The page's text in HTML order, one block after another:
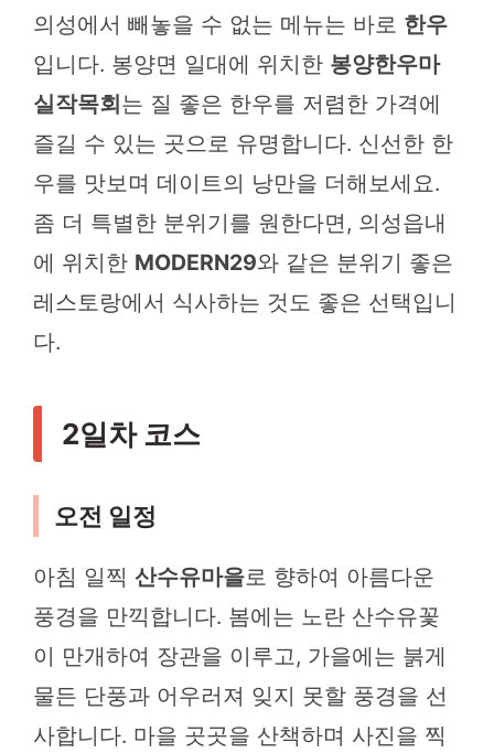
의성에서 빼놓을 수 없는 메뉴는 바로 한우
입니다. 봉양면 일대에 위치한 봉양한우마
실작목회는 질 좋은 한우를 저렴한 가격에
즐길 수 있는 곳으로 유명합니다. 신선한 한
우를 맛보며 데이트의 낭만을 더해보세요.
좀 더 특별한 분위기를 원한다면, 의성읍내
에 위치한 MODERN29와 같은 분위기 좋은
레스토랑에서 식사하는 것도 좋은 선택입니
다.
2일차 코스
오전 일정
아침 일찍 산수유마을로 향하여 아름다운
풍경을 만끽합니다. 봄에는 노란 산수유꽃
이 만개하여 장관을 이루고, 가을에는 붉게
물든 단풍과 어우러져 잊지 못할 풍경을 선
사합니다. 마을 곳곳을 산책하며 사진을 찍